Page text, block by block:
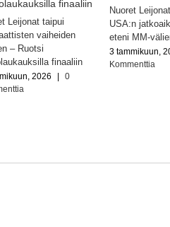
Leijonat taipui
vaiheiden
– Ruotsi
finaaliin
2026
0
Nuoret
USA:n
eteni MM-
3 tammikuun,
Kommenttia